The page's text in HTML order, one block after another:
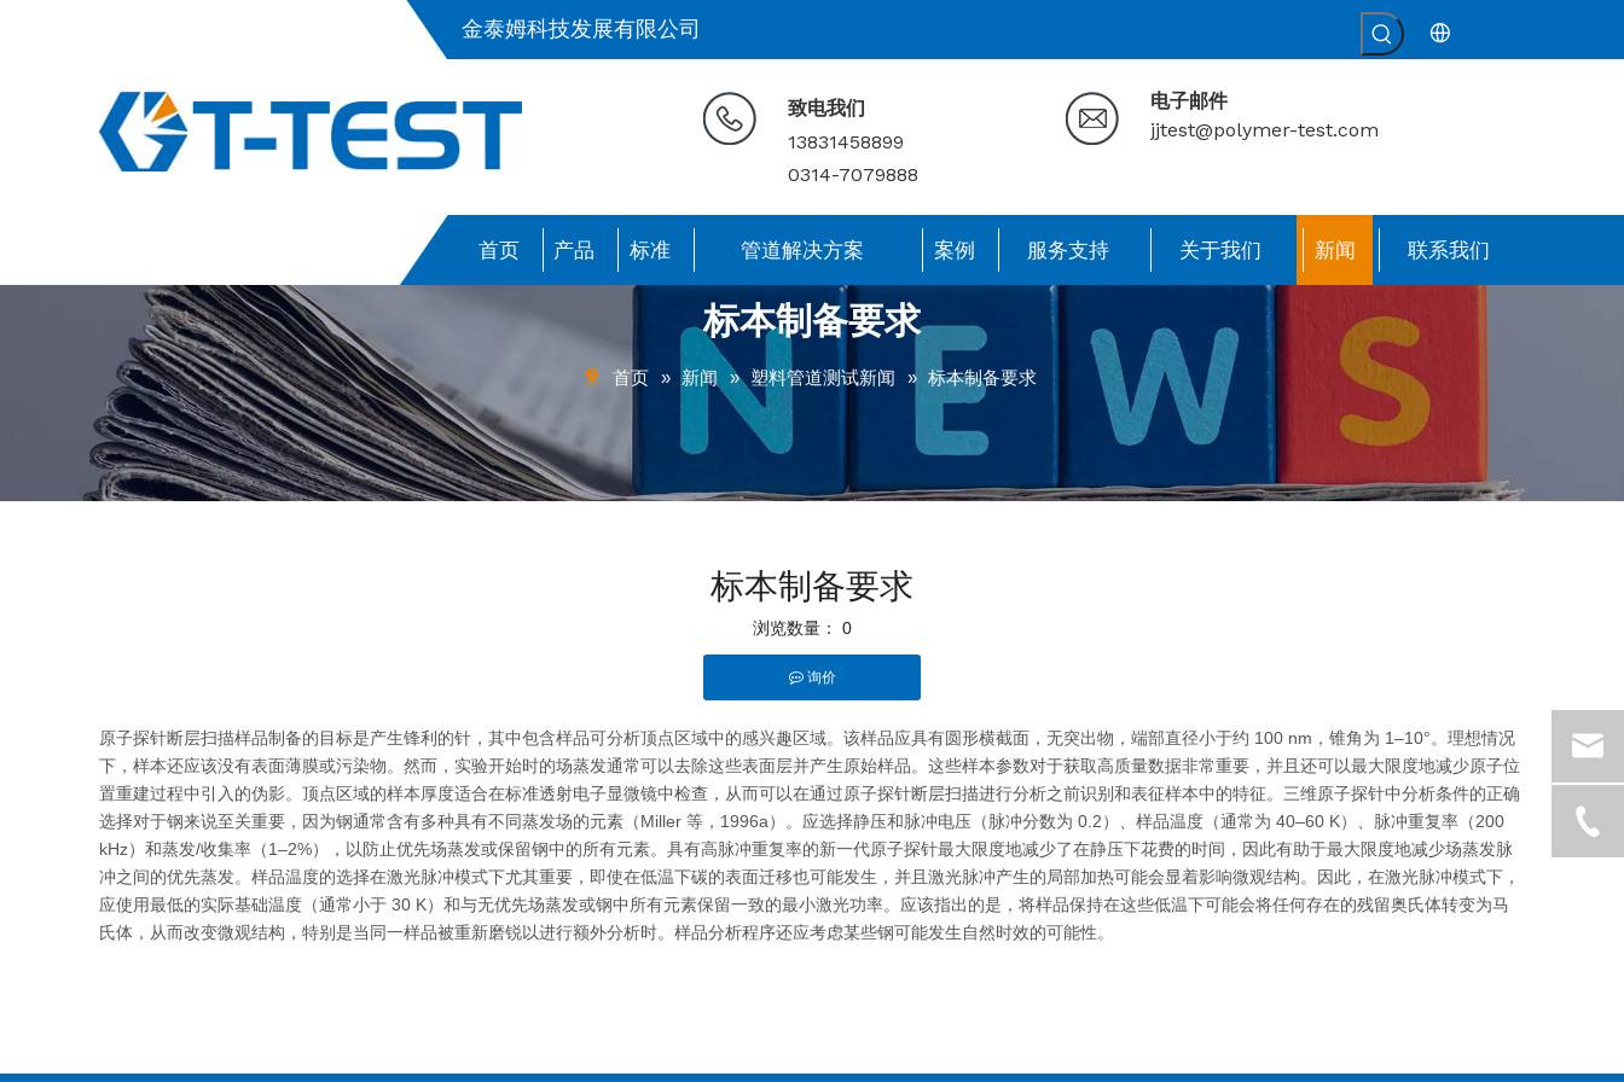
金泰姆科技发展有限公司
致电我们
13831458899
0314-7079888
电子邮件
jjtest@polymer-test.com
首页 产品 标准 管道解决方案 案例 服务支持 关于我们 新闻 联系我们
标本制备要求
首页 » 新闻 » 塑料管道测试新闻 » 标本制备要求
标本制备要求
浏览数量： 0
询价
["facebook","twitter","line","wechat","linkedin","pinterest","whatsapp"]
原子探针断层扫描样品制备的目标是产生锋利的针，其中包含样品可分析顶点区域中的感兴趣区域。该样品应具有圆形横截面，无突出物，端部直径小于约 100 nm，锥角为 1–10°。理想情况
下，样本还应该没有表面薄膜或污染物。然而，实验开始时的场蒸发通常可以去除这些表面层并产生原始样品。这些样本参数对于获取高质量数据非常重要，并且还可以最大限度地减少原子位
置重建过程中引入的伪影。顶点区域的样本厚度适合在标准透射电子显微镜中检查，从而可以在通过原子探针断层扫描进行分析之前识别和表征样本中的特征。三维原子探针中分析条件的正确
选择对于钢来说至关重要，因为钢通常含有多种具有不同蒸发场的元素（Miller 等，1996a）。应选择静压和脉冲电压（脉冲分数为 0.2）、样品温度（通常为 40–60 K）、脉冲重复率（200
kHz）和蒸发/收集率（1–2%），以防止优先场蒸发或保留钢中的所有元素。具有高脉冲重复率的新一代原子探针最大限度地减少了在静压下花费的时间，因此有助于最大限度地减少场蒸发脉
冲之间的优先蒸发。样品温度的选择在激光脉冲模式下尤其重要，即使在低温下碳的表面迁移也可能发生，并且激光脉冲产生的局部加热可能会显着影响微观结构。因此，在激光脉冲模式下，
应使用最低的实际基础温度（通常小于 30 K）和与无优先场蒸发或钢中所有元素保留一致的最小激光功率。应该指出的是，将样品保持在这些低温下可能会将任何存在的残留奥氏体转变为马
氏体，从而改变微观结构，特别是当同一样品被重新磨锐以进行额外分析时。样品分析程序还应考虑某些钢可能发生自然时效的可能性。